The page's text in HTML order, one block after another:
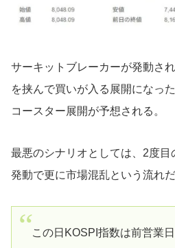
サーキットブレーカーが発動さ
を挟んで買いが入る展開になっ
コースター展開が予想される。
最悪のシナリオとしては、2度
発動で更に市場混乱という流れ
この日KOSPI指数は前営業